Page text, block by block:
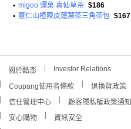
• migoo 彌菓 真仙草茶 $186
• 薏仁山楂陳皮蓮葉茶三角茶包 $167
關於酷澎 Investor Relations
Coupang使用者條款
退換貨政策
信任管理中心
顧客隱私權政策通知
安心購物
資訊安全